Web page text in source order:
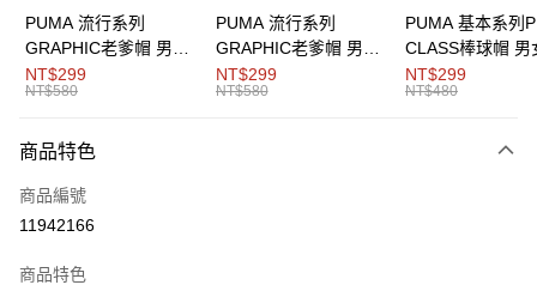
Google Pay
運送方式
每筆NT$150，滿NT$1,800(含以上)免運費
PUMA 流行系列
GRAPHIC老爹帽 男女
共同
NT$299
NT$580
PUMA 流行系列
GRAPHIC老爹帽 男女
共同
NT$299
NT$580
PUMA 基本系列
CLASS棒球帽 男
同
NT$299
NT$480
商品特色
商品編號
11942166
商品特色